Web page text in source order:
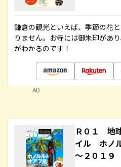
鎌倉の観光といえば、季節の花
りません。お寺には御朱印があ
がわかるのです！
AD
Ｒ０１ 地
イル ホノ
～２０１９